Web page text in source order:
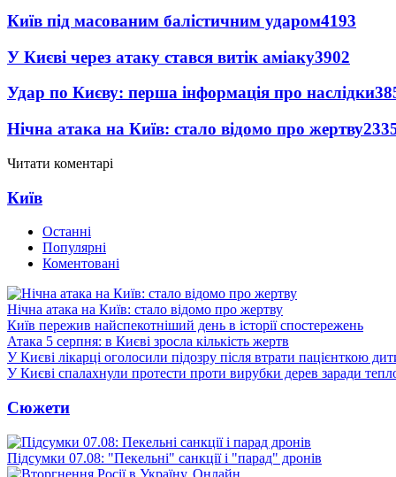
Київ під масованим балістичним ударом4193
У Києві через атаку стався витік аміаку3902
Удар по Києву: перша інформація про наслідки
Нічна атака на Київ: стало відомо про жертву
Читати коментарі
Київ
Останні
Популярні
Коментовані
Нічна атака на Київ: стало відомо про жертву
Київ пережив найспекотніший день в історії спостережень
Атака 5 серпня: в Києві зросла кількість жертв
У Києві лікарці оголосили підозру після втрати пацієнткою
У Києві спалахнули протести проти вирубки дерев заради
Сюжети
Підсумки 07.08: "Пекельні" санкції і "парад" дронів